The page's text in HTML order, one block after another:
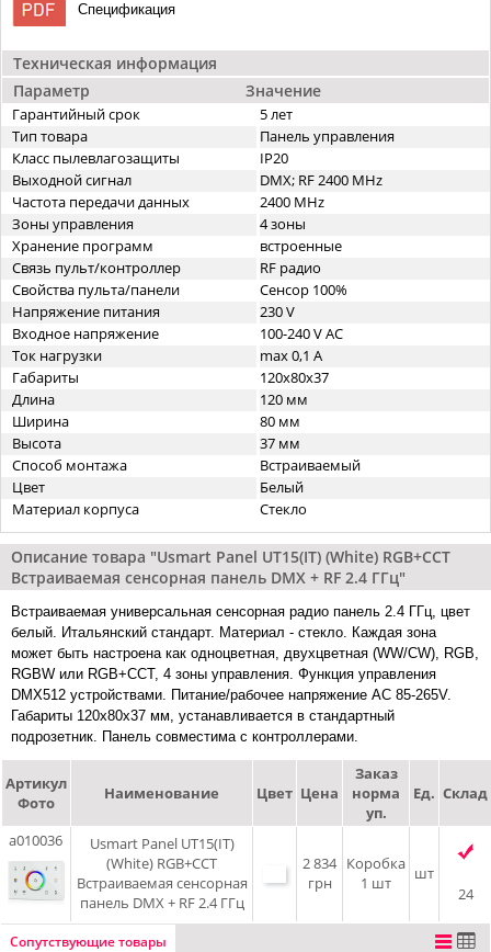
Техническая информация
Параметр
Значение
Гарантийный срок
5 лет
Тип товара
Панель управления
Класс пылевлагозащиты
IP20
Выходной сигнал
DMX; RF 2400 MHz
Частота передачи данных
2400 MHz
Зоны управления
4 зоны
Хранение программ
встроенные
Связь пульт/контроллер
RF радио
Свойства пульта/панели
Сенсор 100%
Напряжение питания
230 V
Входное напряжение
100-240 V AC
Ток нагрузки
max 0,1 A
Габариты
120x80x37
Длина
120 мм
Ширина
80 мм
Высота
37 мм
Способ монтажа
Встраиваемый
Цвет
Белый
Материал корпуса
Стекло
Спецификация
Описание товара "Usmart Panel UT15(IT) (White) RGB+CCT
Встраиваемая сенсорная панель DMX + RF 2.4 ГГц"
Встраиваемая универсальная сенсорная радио панель 2.4 ГГц, цвет
белый. Итальянский стандарт. Материал - стекло. Каждая зона
может быть настроена как одноцветная, двухцветная (WW/CW), RGB,
RGBW или RGB+CCT, 4 зоны управления. Функция управления
DMX512 устройствами. Питание/рабочее напряжение AC 85-265V.
Габариты 120х80х37 мм, устанавливается в стандартный
подрозетник. Панель совместима с контроллерами.
Артикул
Фото
Наименование Цвет Цена
Заказ
норма
уп.
Ед. Склад
a010036
Usmart Panel UT15(IT)
(White) RGB+CCT
Встраиваемая сенсорная
панель DMX + RF 2.4 ГГц
2 834
грн
Коробка
1 шт
шт
24
Сопутствующие товары